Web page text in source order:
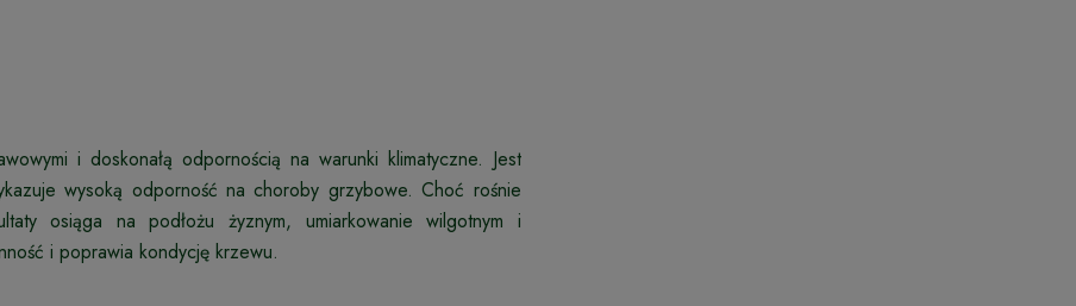
i doskonałą odpornością na warunki klimatyczne. Jest
wysoką odporność na choroby grzybowe. Choć rośnie
osiąga na podłożu żyznym, umiarkowanie wilgotnym i
i poprawia kondycję krzewu.